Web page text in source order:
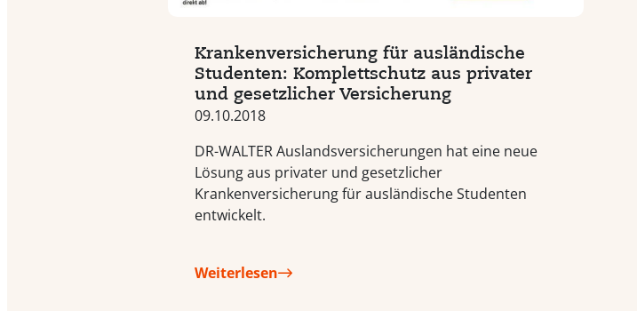
Krankenversicherung für ausländische
Studenten: Komplettschutz aus privater
und gesetzlicher Versicherung
09.10.2018
DR-WALTER Auslandsversicherungen hat eine neue
Lösung aus privater und gesetzlicher
Krankenversicherung für ausländische Studenten
entwickelt.
Weiterlesen